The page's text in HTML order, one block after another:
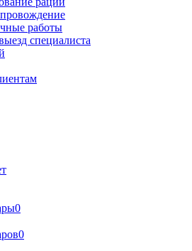
работы
специалиста
0
0